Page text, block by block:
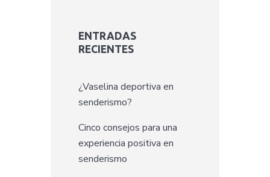
ENTRADAS
RECIENTES
¿Vaselina deportiva en
senderismo?
Cinco consejos para una
experiencia positiva en
senderismo